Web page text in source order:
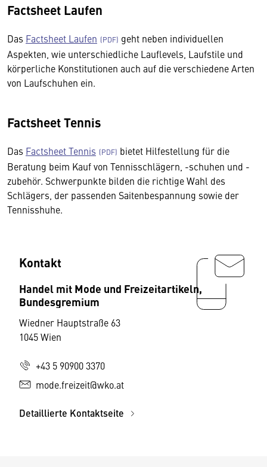
Factsheet Laufen
Das Factsheet Laufen
geht neben individuellen
Aspekten, wie unterschiedliche Lauflevels, Laufstile und
körperliche Konstitutionen auch auf die verschiedene Arten
von Laufschuhen ein.
Factsheet Tennis
Das Factsheet Tennis
bietet Hilfestellung für die
Beratung beim Kauf von Tennisschlägern, -schuhen und -
zubehör. Schwerpunkte bilden die richtige Wahl des
Schlägers, der passenden Saitenbespannung sowie der
Tennisshuhe.
Kontakt
Handel mit Mode und Freizeitartikeln,
Bundesgremium
Wiedner Hauptstraße 63
1045 Wien
+43 5 90900 3370
mode.freizeit@wko.at
Detaillierte Kontaktseite